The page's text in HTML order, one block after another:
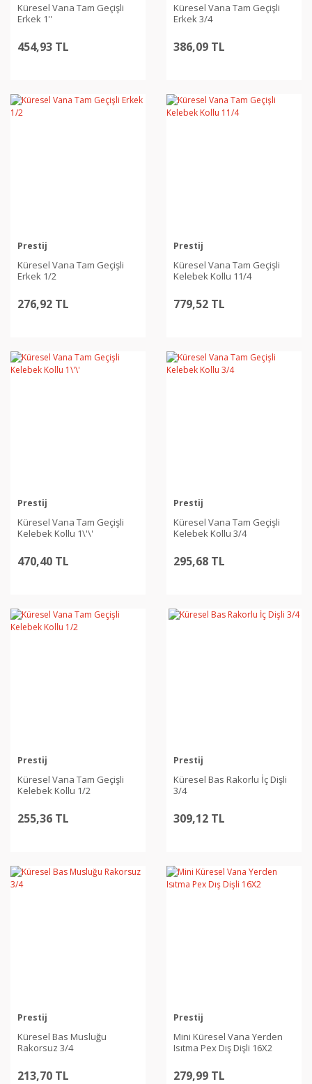
Küresel Vana Tam Geçişli
Erkek 1''
454,93 TL
Küresel Vana Tam Geçişli
Erkek 3/4
386,09 TL
Prestij
Küresel Vana Tam Geçişli
Erkek 1/2
276,92 TL
Prestij
Küresel Vana Tam Geçişli
Kelebek Kollu 11/4
779,52 TL
Prestij
Küresel Vana Tam Geçişli
Kelebek Kollu 1\'\'
470,40 TL
Prestij
Küresel Vana Tam Geçişli
Kelebek Kollu 3/4
295,68 TL
Prestij
Küresel Vana Tam Geçişli
Kelebek Kollu 1/2
255,36 TL
Prestij
Küresel Bas Rakorlu İç Dişli
3/4
309,12 TL
Prestij
Küresel Bas Musluğu
Rakorsuz 3/4
213,70 TL
Prestij
Mini Küresel Vana Yerden
Isıtma Pex Dış Dişli 16X2
279,99 TL